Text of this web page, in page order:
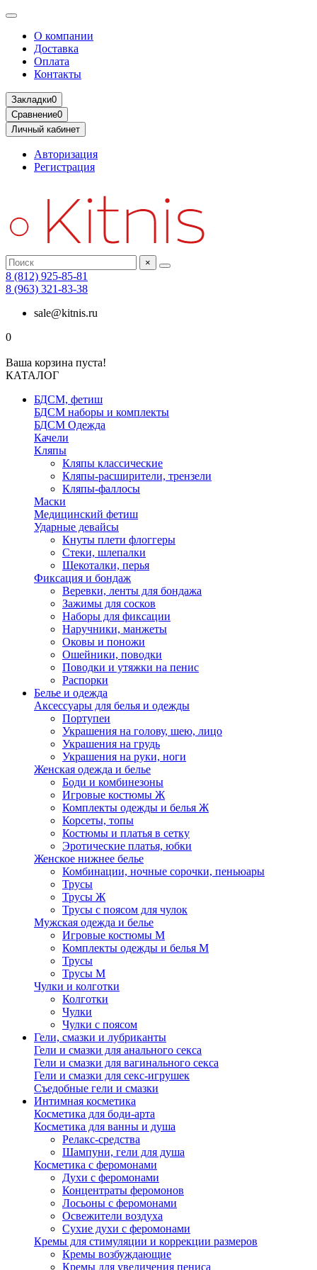
О компании
Доставка
Оплата
Контакты
Закладки0
Сравнение0
Личный кабинет
Авторизация
Регистрация
×
8 (812) 925-85-81
8 (963) 321-83-38
sale@kitnis.ru
0
Ваша корзина пуста!
КАТАЛОГ
БДСМ, фетиш
БДСМ наборы и комплекты
БДСМ Одежда
Качели
Кляпы
Кляпы классические
Кляпы-расширители, трензели
Кляпы-фаллосы
Маски
Медицинский фетиш
Ударные девайсы
Кнуты плети флоггеры
Стеки, шлепалки
Щекоталки, перья
Фиксация и бондаж
Веревки, ленты для бондажа
Зажимы для сосков
Наборы для фиксации
Наручники, манжеты
Оковы и поножи
Ошейники, поводки
Поводки и утяжки на пенис
Распорки
Белье и одежда
Аксессуары для белья и одежды
Портупеи
Украшения на голову, шею, лицо
Украшения на грудь
Украшения на руки, ноги
Женская одежда и белье
Боди и комбинезоны
Игровые костюмы Ж
Комплекты одежды и белья Ж
Корсеты, топы
Костюмы и платья в сетку
Эротические платья, юбки
Женское нижнее белье
Комбинации, ночные сорочки, пеньюары
Трусы
Трусы Ж
Трусы с поясом для чулок
Мужская одежда и белье
Игровые костюмы М
Комплекты одежды и белья М
Трусы
Трусы М
Чулки и колготки
Колготки
Чулки
Чулки с поясом
Гели, смазки и лубриканты
Гели и смазки для анального секса
Гели и смазки для вагинального секса
Гели и смазки для секс-игрушек
Съедобные гели и смазки
Интимная косметика
Косметика для боди-арта
Косметика для ванны и душа
Релакс-средства
Шампуни, гели для душа
Косметика с феромонами
Духи с феромонами
Концентраты феромонов
Лосьоны с феромонами
Освежители воздуха
Сухие духи с феромонами
Кремы для стимуляции и коррекции размеров
Кремы возбуждающие
Кремы для увеличения пениса